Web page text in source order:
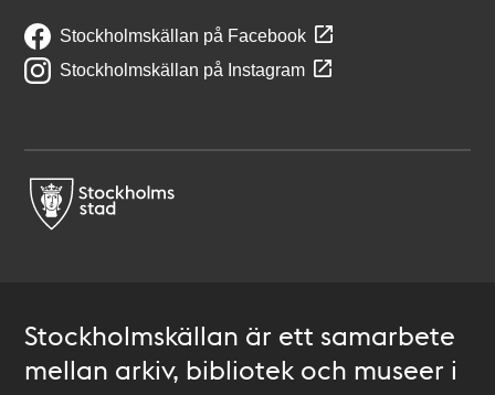
Stockholmskällan på Facebook
Stockholmskällan på Instagram
Stockholmskällan är ett samarbete
mellan arkiv, bibliotek och museer i